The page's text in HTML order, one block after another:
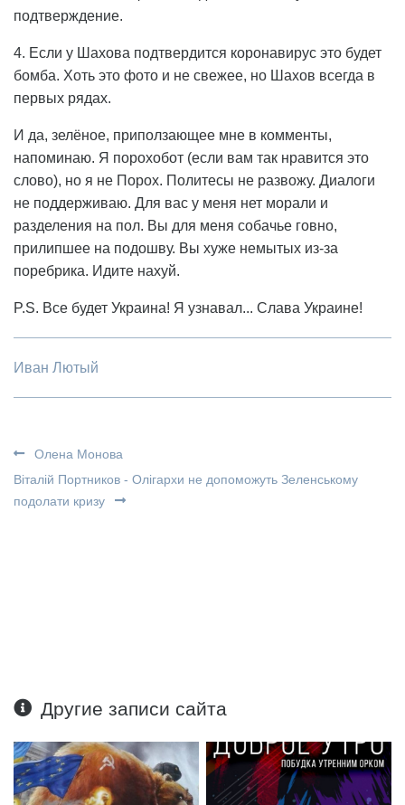
подтверждение.
4. Если у Шахова подтвердится коронавирус это будет
бомба. Хоть это фото и не свежее, но Шахов всегда в
первых рядах.
И да, зелёное, приползающее мне в комменты,
напоминаю. Я порохобот (если вам так нравится это
слово), но я не Порох. Политесы не развожу. Диалоги
не поддерживаю. Для вас у меня нет морали и
разделения на пол. Вы для меня собачье говно,
прилипшее на подошву. Вы хуже немытых из-за
поребрика. Идите нахуй.
P.S. Все будет Украина! Я узнавал... Слава Украине!
Иван Лютый
Олена Монова
Віталій Портников - Олігархи не допоможуть Зеленському
подолати кризу
Другие записи сайта